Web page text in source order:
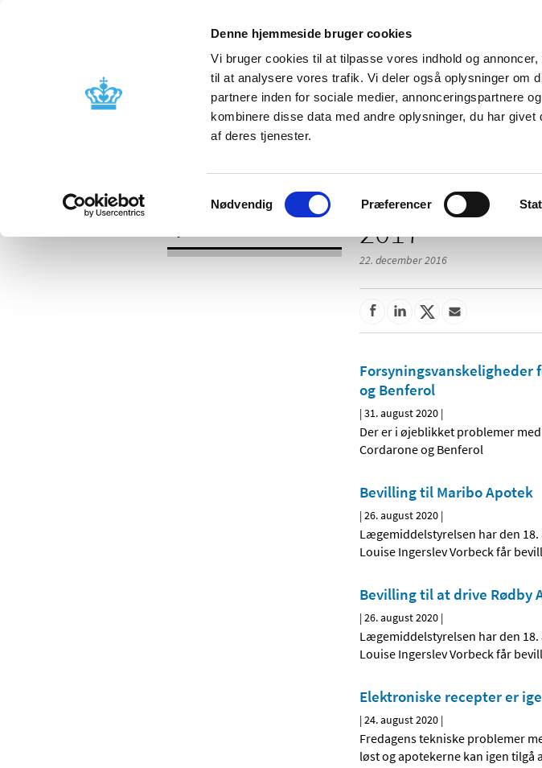
Denne hjemmeside bruger cookies
Vi bruger cookies til at tilpasse vores indhold og
til at analysere vores trafik. Vi deler også oplysninger om
partnere inden for sociale medier, annonceringspartnere
kombinere disse data med andre oplysninger, du har
af deres tjenester.
Samtykkevalg
Nødvendig Præferencer
Godkendelse og
Bivirkninger og
produktinformation
Tilskud og
2017
22. december 2016
Forsyningsvanskeligheder
og Benferol
|31. august 2020 |
Der er i øjeblikket problemer
Cordarone og Benferol
Bevilling til Maribo Apotek
|26. august 2020 |
Lægemiddelstyrelsen har den
Louise Ingerslev Vorbeck får
Bevilling til at drive Rødby
|26. august 2020 |
Lægemiddelstyrelsen har den
Louise Ingerslev Vorbeck får
Elektroniske recepter er
|24. august 2020 |
Fredagens tekniske problemer
løst og apotekerne kan igen tilgå